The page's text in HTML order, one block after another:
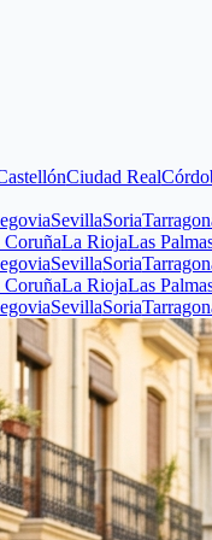
Ciudad RealCórdoba
SoriaTarragona
RiojaLas Palmas de
SoriaTarragona
RiojaLas Palmas de
SoriaTarragona